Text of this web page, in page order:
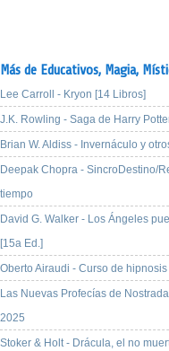
Más de Educativos, Magia,
Lee Carroll - Kryon [14 Libros]
J.K. Rowling - Saga de Harry
Brian W. Aldiss - Invernáculo y
Deepak Chopra - SincroDestino/
tiempo
David G. Walker - Los Ángeles
[15a Ed.]
Oberto Airaudi - Curso de
Las Nuevas Profecías de
2025
Stoker & Holt - Drácula, el no